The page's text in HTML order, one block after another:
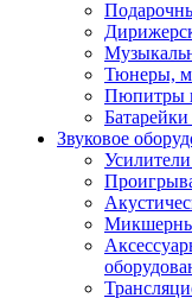
Тюнеры,
Пюпитры
Звуковое